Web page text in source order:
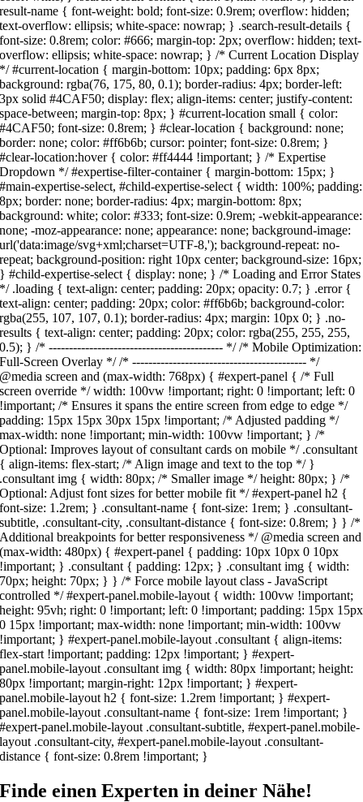
result-name { font-weight: bold; font-size: 0.9rem; overflow: hidden;
text-overflow: ellipsis; white-space: nowrap; } .search-result-details {
font-size: 0.8rem; color: #666; margin-top: 2px; overflow: hidden; text-
overflow: ellipsis; white-space: nowrap; } /* Current Location Display
*/ #current-location { margin-bottom: 10px; padding: 6px 8px;
background: rgba(76, 175, 80, 0.1); border-radius: 4px; border-left:
3px solid #4CAF50; display: flex; align-items: center; justify-content:
space-between; margin-top: 8px; } #current-location small { color:
#4CAF50; font-size: 0.8rem; } #clear-location { background: none;
border: none; color: #ff6b6b; cursor: pointer; font-size: 0.8rem; }
#clear-location:hover { color: #ff4444 !important; } /* Expertise
Dropdown */ #expertise-filter-container { margin-bottom: 15px; }
#main-expertise-select, #child-expertise-select { width: 100%; padding:
8px; border: none; border-radius: 4px; margin-bottom: 8px;
background: white; color: #333; font-size: 0.9rem; -webkit-appearance:
none; -moz-appearance: none; appearance: none; background-image:
url('data:image/svg+xml;charset=UTF-8,'); background-repeat: no-
repeat; background-position: right 10px center; background-size: 16px;
} #child-expertise-select { display: none; } /* Loading and Error States
*/ .loading { text-align: center; padding: 20px; opacity: 0.7; } .error {
text-align: center; padding: 20px; color: #ff6b6b; background-color:
rgba(255, 107, 107, 0.1); border-radius: 4px; margin: 10px 0; } .no-
results { text-align: center; padding: 20px; color: rgba(255, 255, 255,
0.5); } /* ------------------------------------------- */ /* Mobile Optimization:
Full-Screen Overlay */ /* ------------------------------------------- */
@media screen and (max-width: 768px) { #expert-panel { /* Full
screen override */ width: 100vw !important; right: 0 !important; left: 0
!important; /* Ensures it spans the entire screen from edge to edge */
padding: 15px 15px 30px 15px !important; /* Adjusted padding */
max-width: none !important; min-width: 100vw !important; } /*
Optional: Improves layout of consultant cards on mobile */ .consultant
{ align-items: flex-start; /* Align image and text to the top */ }
.consultant img { width: 80px; /* Smaller image */ height: 80px; } /*
Optional: Adjust font sizes for better mobile fit */ #expert-panel h2 {
font-size: 1.2rem; } .consultant-name { font-size: 1rem; } .consultant-
subtitle, .consultant-city, .consultant-distance { font-size: 0.8rem; } } /*
Additional breakpoints for better responsiveness */ @media screen and
(max-width: 480px) { #expert-panel { padding: 10px 10px 0 10px
!important; } .consultant { padding: 12px; } .consultant img { width:
70px; height: 70px; } } /* Force mobile layout class - JavaScript
controlled */ #expert-panel.mobile-layout { width: 100vw !important;
height: 95vh; right: 0 !important; left: 0 !important; padding: 15px 15px
0 15px !important; max-width: none !important; min-width: 100vw
!important; } #expert-panel.mobile-layout .consultant { align-items:
flex-start !important; padding: 12px !important; } #expert-
panel.mobile-layout .consultant img { width: 80px !important; height:
80px !important; margin-right: 12px !important; } #expert-
panel.mobile-layout h2 { font-size: 1.2rem !important; } #expert-
panel.mobile-layout .consultant-name { font-size: 1rem !important; }
#expert-panel.mobile-layout .consultant-subtitle, #expert-panel.mobile-
layout .consultant-city, #expert-panel.mobile-layout .consultant-
distance { font-size: 0.8rem !important; }
Finde einen Experten in deiner Nähe!